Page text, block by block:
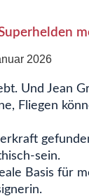
2026
Und Jean
Fliegen
sein.
Basis für